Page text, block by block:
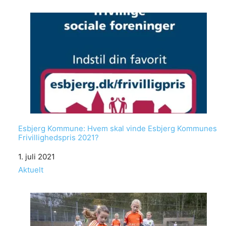
Esbjerg Kommune: Hvem skal vinde Esbjerg Kommunes
Frivillighedspris 2021?
Date
1. juli 2021
In relation to
Aktuelt